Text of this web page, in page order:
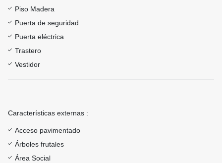
Piso Madera
Puerta de seguridad
Puerta eléctrica
Trastero
Vestidor
Características externas :
Acceso pavimentado
Árboles frutales
Área Social